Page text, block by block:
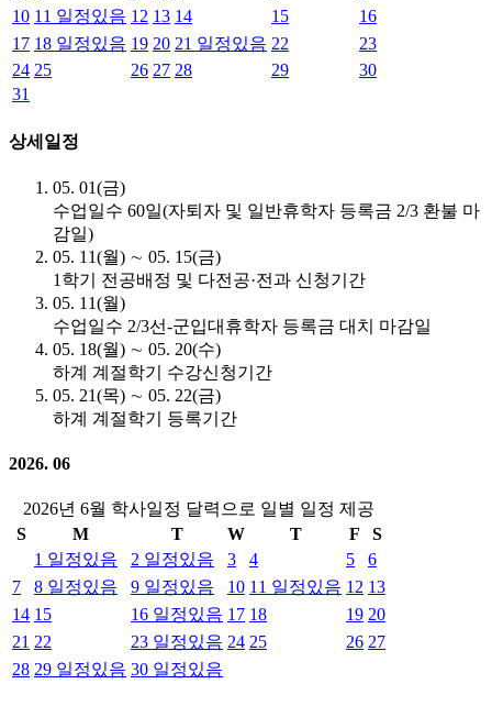
10 11 일정있음 12 13 14 15
16
17 18 일정있음 19 20 21 일정있음 22
23
24 25 26 27 28 29
30
31
상세일정
05. 01(금)
수업일수 60일(자퇴자 및 일반휴학자 등록금 2/3 환불 마
감일)
05. 11(월) ∼ 05. 15(금)
1학기 전공배정 및 다전공·전과 신청기간
05. 11(월)
수업일수 2/3선-군입대휴학자 등록금 대치 마감일
05. 18(월) ∼ 05. 20(수)
하계 계절학기 수강신청기간
05. 21(목) ∼ 05. 22(금)
하계 계절학기 등록기간
2026. 06
2026년 6월 학사일정 달력으로 일별 일정 제공
S
M T W T F
S
1 일정있음 2 일정있음 3 4 5
6
7
8 일정있음 9 일정있음 10 11 일정있음 12 13
14 15 16 일정있음 17 18 19 20
21 22 23 일정있음 24 25 26 27
28 29 일정있음 30 일정있음